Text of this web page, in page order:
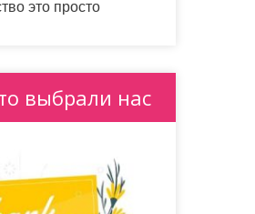
это просто
выбрали нас